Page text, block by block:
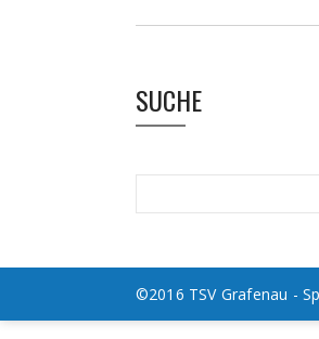
SUCHE
©2016 TSV Grafenau -